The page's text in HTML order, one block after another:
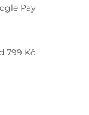
Pay
799 Kč